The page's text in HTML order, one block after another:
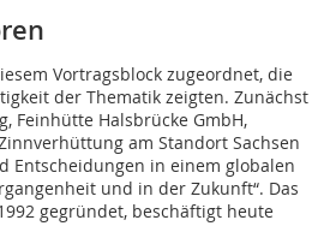
Vortragsblock zugeordnet, die
der Thematik zeigten. Zunächst
Feinhütte Halsbrücke GmbH,
am Standort Sachsen
Entscheidungen in einem globalen
und in der Zukunft“. Das
gegründet, beschäftigt heute